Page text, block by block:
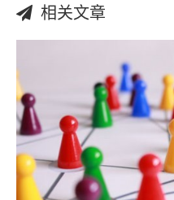
相关文章